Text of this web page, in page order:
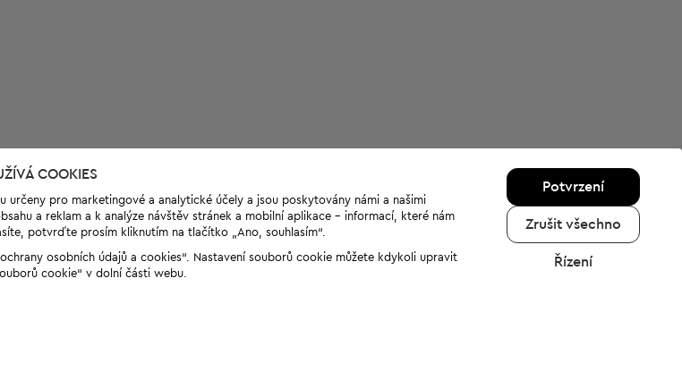
COOKIES
určeny pro marketingové a analytické účely a jsou poskytovány námi a našimi
a reklam a k analýze návštěv stránek a mobilní aplikace - informací, které nám
potvrďte prosím kliknutím na tlačítko „Ano, souhlasím“.
osobních údajů a cookies“. Nastavení souborů cookie můžete kdykoli upravit
cookie“ v dolní části webu.
Potvrzení
Zrušit všechno
Řízení